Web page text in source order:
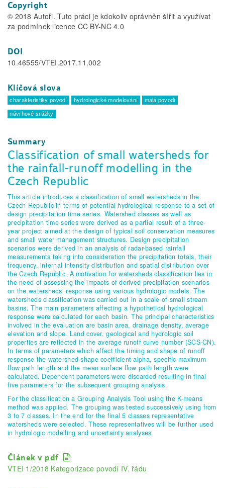
Copyright
© 2018 Autoři. Tuto práci je kdokoliv oprávněn šířit a využívat
za podmínek licence CC BY-NC 4.0
DOI
10.46555/VTEI.2017.11.002
Klíčová slova
charakteristiky povodí hydrologické modelování
malá povodí
návrhové srážky
Summary
Classification of small watersheds for
the rainfall-runoff modelling in the
Czech Republic
This article introduces a classification of small watersheds in the
Czech Republic in terms of potential hydrological response to a set of
design precipitation time series. Watershed classes as well as
precipitation time series were derived as a partial result of a three-
year project aimed at the design of typical soil conservation measures
and small water management structures. Design precipitation
scenarios were derived in an analysis of radar-based rainfall
measurements taking into consideration the precipitation totals, their
frequency, internal intensity distribution and spatial distribution over
the Czech Republic. A motivation for watersheds classification lies in
the need of assessing the impacts of derived precipitation scenarios
on the watersheds’ response using various hydrologic models. The
watersheds classification was carried out in a scale of small stream
basins. The main parameters affecting a hypothetical hydrological
response were calculated for each basin. The principal characteristics
involved in the evaluation are basin area, drainage density, average
elevation and slope. Land cover, geological and hydrologic soil
properties are reflected in the average runoff curve number (SCS-CN).
In terms of parameters which affect the timing and shape of runoff
response the watershed shape coefficient alpha, specific maximum
flow path length and the mean surface flow path length were
calculated. Dependent parameters were discarded resulting in final
five parameters for the subsequent grouping analysis.
For the classification a Grouping Analysis Tool using the K-means
method was applied. The grouping was tested successively using from
3 to 7 classes. In the end for the final 5 classes representative
watersheds were selected. These representatives will be further used
in hydrologic modelling and uncertainty analyses.
Článek v pdf
VTEI 1/2018 Kategorizace povodí IV. řádu